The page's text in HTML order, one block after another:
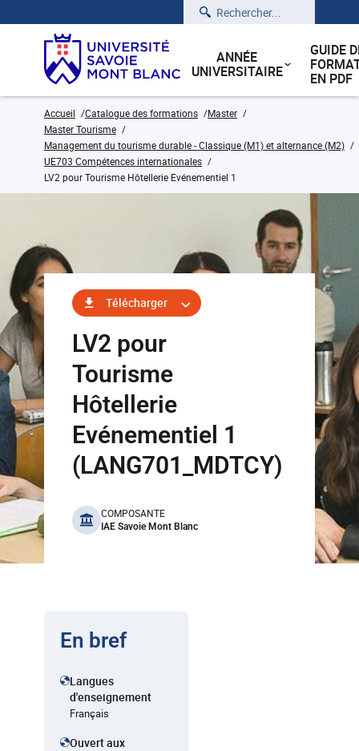
Rechercher
ANNÉE
UNIVERSITAIRE
GUIDE
EN PDF
Accueil Catalogue des formations
Master
Master Tourisme
Management du tourisme durable - Classique (M1) et alternance (M2)
UE703 Compétences internationales
LV2 pour Tourisme Hôtellerie Evénementiel 1
Télécharger
LV2 pour
Tourisme
Hôtellerie
Evénementiel 1
(LANG701_MDTCY)
benefits
COMPOSANTE
IAE Savoie Mont Blanc
En bref
Langues
d'enseignement
Français
Ouvert aux